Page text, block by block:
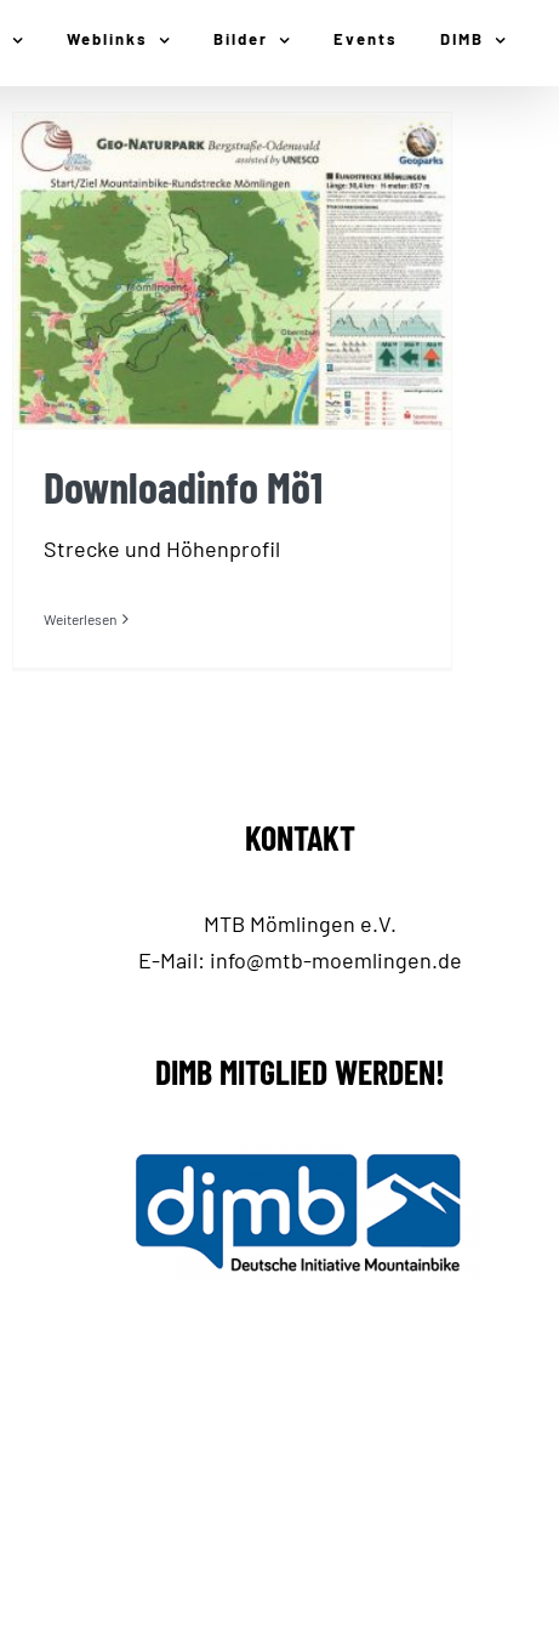
Weblinks Bilder Events DIMB
Downloadinfo Mö1
Downloadinfo Mö1
Strecke und Höhenprofil
Weiterlesen
KONTAKT
MTB Mömlingen e.V.
E-Mail: info@mtb-moemlingen.de
DIMB MITGLIED WERDEN!